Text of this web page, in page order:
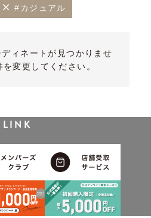
#カジュアル
ィネートが見つかりませ
変更してください。
LINK